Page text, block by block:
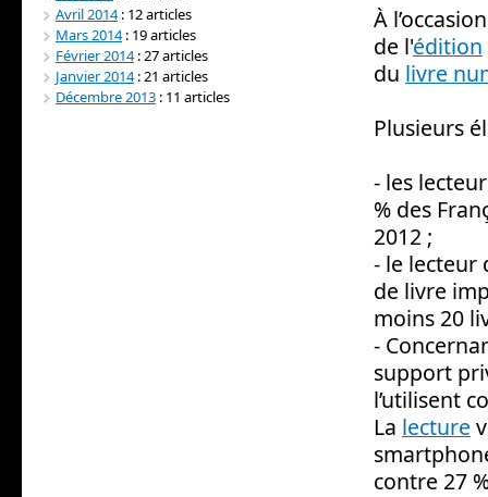
À
de l'édition
du livre
Plusieurs
- les
% des
2012 ;
- le lecteur
de livre
moins 20
-
support
l’utilisent
La lecture
contre 27
Avril 2014: 12 articles
Mars 2014: 19 articles
Février 2014: 27 articles
Janvier 2014: 21 articles
Décembre 2013 : 11 articles